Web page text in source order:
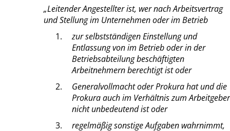
„Leitender Angestellter ist, wer nach Arbeitsvertrag
und Stellung im Unternehmen oder im Betrieb
zur selbstständigen Einstellung und
Entlassung von im Betrieb oder in der
Betriebsabteilung beschäftigten
Arbeitnehmern berechtigt ist oder
Generalvollmacht oder Prokura hat und die
Prokura auch im Verhältnis zum Arbeitgeber
nicht unbedeutend ist oder
regelmäßig sonstige Aufgaben wahrnimmt,